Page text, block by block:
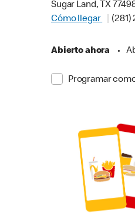
Sugar Land, TX
Cómo llegar
(281)
Abierto ahora •
Programar